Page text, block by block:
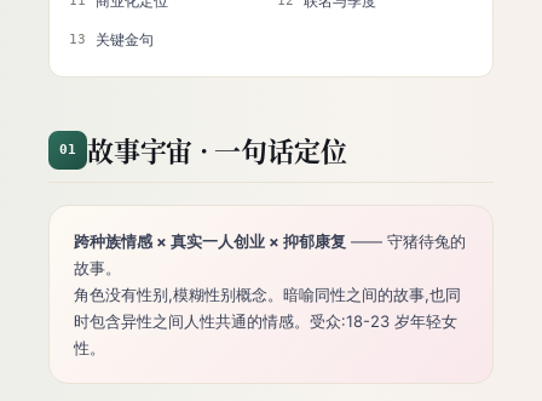
13 关键金句
01 故事宇宙 · 一句话定位
跨种族情感 × 真实一人创业 × 抑郁康复 —— 守猪待兔的
故事。
角色没有性别,模糊性别概念。暗喻同性之间的故事,也同
时包含异性之间人性共通的情感。受众:18-23 岁年轻女
性。